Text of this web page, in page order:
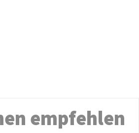
empfehlen